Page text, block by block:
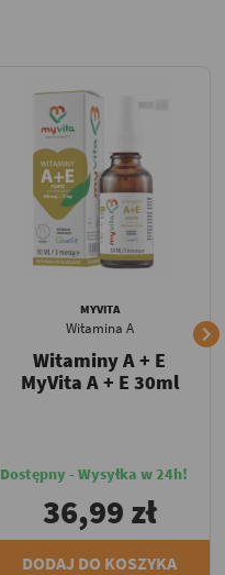
MYVITA
Witamina A
Witaminy A + E
MyVita A + E 30ml
Dostępny - Wysyłka w 24h!
36,99 zł
DODAJ DO KOSZYKA
